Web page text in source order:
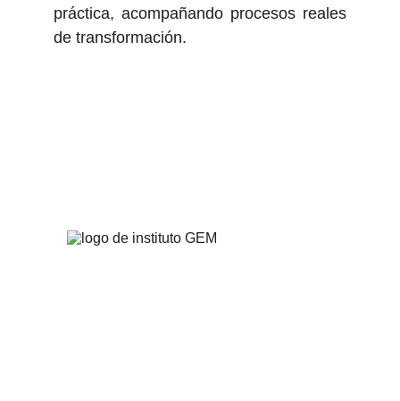
práctica, acompañando procesos reales
de transformación.